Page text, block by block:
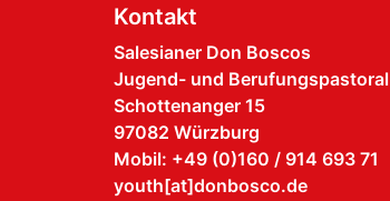
Kontakt
Salesianer Don Boscos
Jugend- und Berufungspastoral
Schottenanger 15
97082 Würzburg
Mobil: +49 (0)160 / 914 693 71
youth[at]donbosco.de